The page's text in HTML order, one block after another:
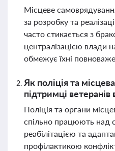
Місцеве
за розробку та
часто стикається з
централізацією влади
обмежує їхні
Як поліція та
підтримці ветеранів
Поліція та органи
спільно працюють над
реабілітацією та
профілактикою